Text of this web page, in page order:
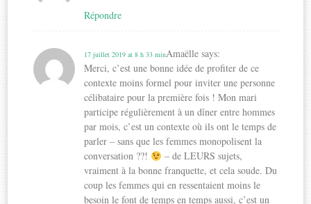
Répondre
Amaëlle says:
17 juillet 2019 at 8 h 33 min
Merci, c’est une bonne idée de profiter de ce
contexte moins formel pour inviter une personne
célibataire pour la première fois ! Mon mari
participe régulièrement à un dîner entre hommes
par mois, c’est un contexte où ils ont le temps de
parler – sans que les femmes monopolisent la
conversation ??!
– de LEURS sujets,
vraiment à la bonne franquette, et cela soude. Du
coup les femmes qui en ressentaient moins le
besoin le font de temps en temps aussi, c’est un